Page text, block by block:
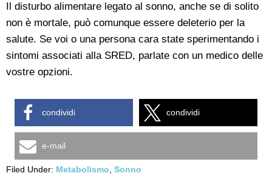
Il disturbo alimentare legato al sonno, anche se di solito
non è mortale, può comunque essere deleterio per la
salute. Se voi o una persona cara state sperimentando i
sintomi associati alla SRED, parlate con un medico delle
vostre opzioni.
condividi condividi
e-mail
Filed Under: Metabolismo Sonno